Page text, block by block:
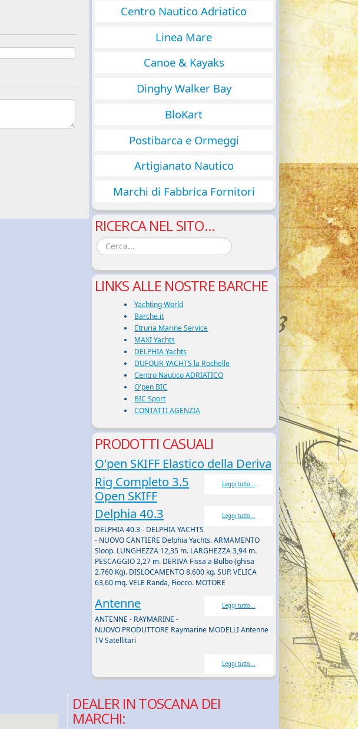
Centro Nautico Adriatico
Linea Mare
Canoe & Kayaks
Dinghy Walker Bay
BloKart
Postibarca e Ormeggi
Artigianato Nautico
Marchi di Fabbrica Fornitori
RICERCA NEL SITO...
LINKS ALLE NOSTRE BARCHE
Yachting World
Barche.it
Etruria Marine Service
MAXI Yachts
DELPHIA Yachts
DUFOUR YACHTS la Rochelle
Centro Nautico ADRIATICO
O'pen BIC
BIC Sport
CONTATTI AGENZIA
PRODOTTI CASUALI
O'pen SKIFF Elastico della Deriva
Leggi tutto...
Rig Completo 3.5
Open SKIFF
Leggi tutto...
Delphia 40.3
DELPHIA 40.3 - DELPHIA YACHTS
- NUOVO CANTIERE Delphia Yachts. ARMAMENTO
Sloop. LUNGHEZZA 12,35 m. LARGHEZZA 3,94 m.
PESCAGGIO 2,27 m. DERIVA Fissa a Bulbo (ghisa
2.760 Kg). DISLOCAMENTO 8.600 kg. SUP. VELICA
63,60 mq. VELE Randa, Fiocco. MOTORE
Leggi tutto...
Antenne
ANTENNE - RAYMARINE -
NUOVO PRODUTTORE Raymarine MODELLI Antenne
TV Satellitari
Leggi tutto...
DEALER IN TOSCANA DEI
MARCHI: